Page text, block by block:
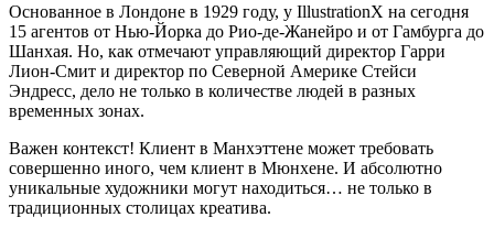
Основанное в Лондоне в 1929 году, у IllustrationX на сегодня
15 агентов от Нью-Йорка до Рио-де-Жанейро и от Гамбурга до
Шанхая. Но, как отмечают управляющий директор Гарри
Лион-Смит и директор по Северной Америке Стейси
Эндресс, дело не только в количестве людей в разных
временных зонах.
Важен контекст! Клиент в Манхэттене может требовать
совершенно иного, чем клиент в Мюнхене. И абсолютно
уникальные художники могут находиться… не только в
традиционных столицах креатива.